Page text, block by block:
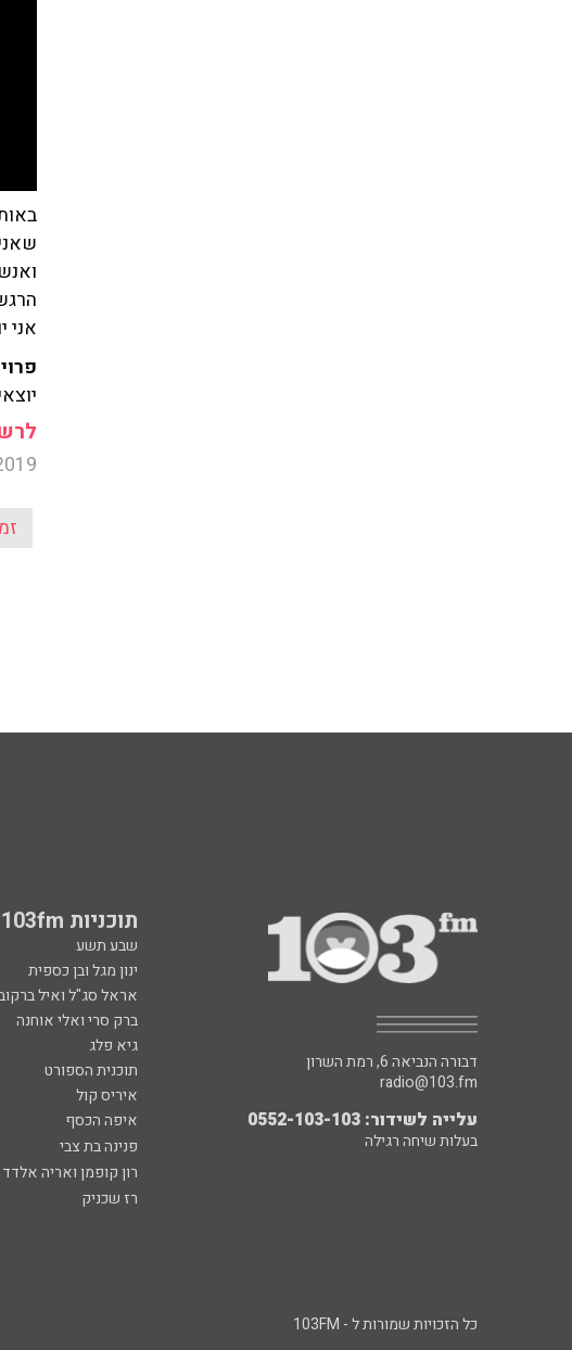
אני
תוכניות 103fm
שבע תשע
ינון מגל ובן כספית
אראל סג"ל ואיל
ברק סרי ואלי אוחנה
גיא פלג
תוכנית הספורט
איריס קול
איפה הכסף
פנינה בת צבי
רון קופמן ואריה אלדד
רז שכניק
דבורה הנביאה 6, רמת השרון
radio@103.fm
עלייה לשידור: 0552-103-103
בעלות שיחה רגילה
כל הזכויות שמורות ל - 103FM